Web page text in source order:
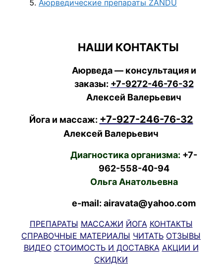
Аюрведические препараты ZANDU
НАШИ КОНТАКТЫ
Аюрведа — консультация и
заказы: +7-9272-46-76-32
Алексей Валерьевич
Йога и массаж: +7-927-246-76-32
Алексей Валерьевич
Диагностика организма: +7-
962-558-40-94
Ольга Анатольевна
e-mail: airavata@yahoo.com
ПРЕПАРАТЫ МАССАЖИ ЙОГА КОНТАКТЫ
СПРАВОЧНЫЕ МАТЕРИАЛЫ ЧИТАТЬ ОТЗЫВЫ
ВИДЕО СТОИМОСТЬ И ДОСТАВКА АКЦИИ И
СКИДКИ